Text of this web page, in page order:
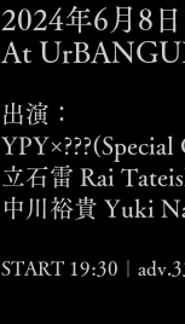
2024年6月8
At
出演：
YPY×???(Special
立石雷 Rai
中川裕貴 Yuki
START 19:30｜